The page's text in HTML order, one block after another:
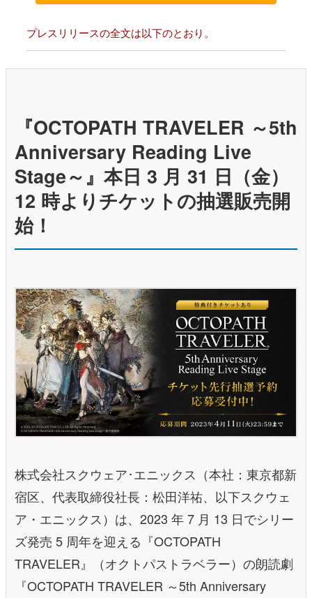
プレスリリースの全文は以下のとおり。
『OCTOPATH TRAVELER ～5th
Anniversary Reading Live
Stage～』本日 3 月 31 日（金）
12 時よりチケットの抽選販売開
始！
株式会社スクウェア･エニックス（本社：東京都新
宿区、代表取締役社長：松田洋祐、以下スクウェ
ア・エニックス）は、2023 年 7 月 13 日でシリー
ズ発売 5 周年を迎える『OCTOPATH
TRAVELER』（オクトパストラベラー）の朗読劇
『OCTOPATH TRAVELER ～5th Anniversary